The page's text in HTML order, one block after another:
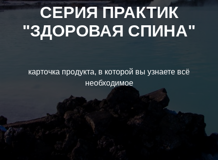
СЕРИЯ ПРАКТИК
"ЗДОРОВАЯ СПИНА"
карточка продукта, в которой вы узнаете всё
необходимое